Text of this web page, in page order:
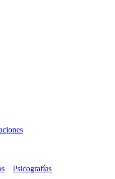
Psicografías